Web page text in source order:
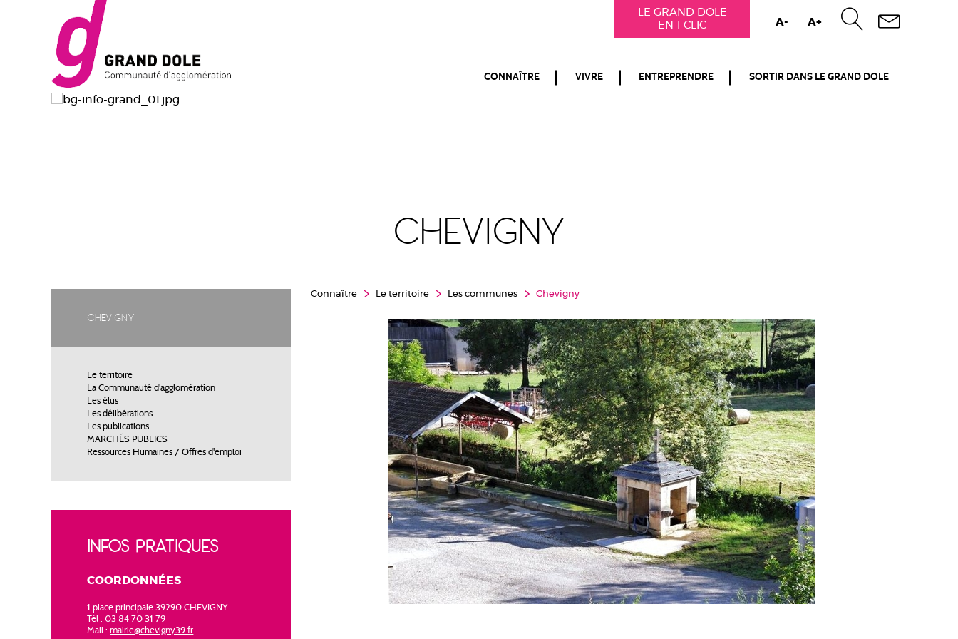
LE GRAND DOLE
EN 1 CLIC
A- A+
CONNAÎTRE VIVRE ENTREPRENDRE SORTIR DANS LE GRAND DOLE
Chevigny
Chevigny
Le territoire
La Communauté d'agglomération
Les élus
Les délibérations
Les publications
MARCHÉS PUBLICS
Ressources Humaines / Offres d'emploi
INFOS PRATIQUES
COORDONNÉES
1 place principale 39290 CHEVIGNY
Tél : 03 84 70 31 79
Mail :mairie@chevigny39.fr
Connaître Le territoire Les communes Chevigny